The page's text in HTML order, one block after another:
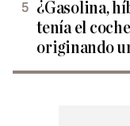
¿Gasolina,
tenía el
originando